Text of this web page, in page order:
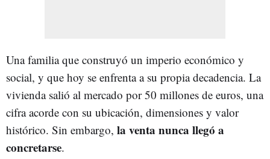
Una familia que construyó un imperio económico y
social, y que hoy se enfrenta a su propia decadencia. La
vivienda salió al mercado por 50 millones de euros, una
cifra acorde con su ubicación, dimensiones y valor
histórico. Sin embargo, la venta nunca llegó a
concretarse.